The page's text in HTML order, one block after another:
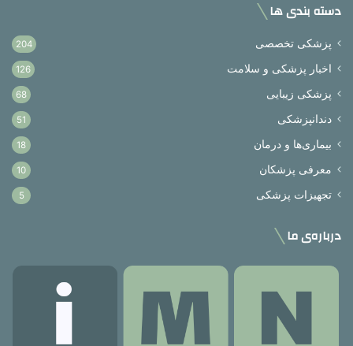
دسته بندی ها
پزشکی تخصصی 204
اخبار پزشکی و سلامت 126
پزشکی زیبایی 68
دندانپزشکی 51
بیماری‌ها و درمان 18
معرفی پزشکان 10
تجهیزات پزشکی 5
درباره‌ی ما